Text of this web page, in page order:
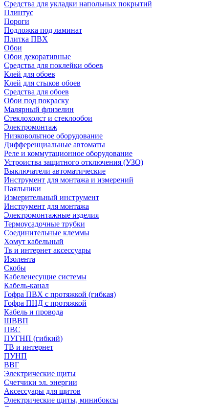
Средства для укладки напольных покрытий
Плинтус
Пороги
Подложка под ламинат
Плитка ПВХ
Обои
Обои декоративные
Средства для поклейки обоев
Клей для обоев
Клей для стыков обоев
Средства для обоев
Обои под покраску
Малярный флизелин
Стеклохолст и стеклообои
Электромонтаж
Низковольтное оборудование
Дифференциальные автоматы
Реле и коммутационное оборудование
Устроиства защитного отключения (УЗО)
Выключатели автоматические
Инструмент для монтажа и измерений
Паяльники
Измерительный инструмент
Инструмент для монтажа
Электромонтажные изделия
Термоусадочные трубки
Соединительные клеммы
Хомут кабельный
Тв и интернет аксессуары
Изолента
Скобы
Кабеленесущие системы
Кабель-канал
Гофра ПВХ с протяжкой (гибкая)
Гофра ПНД с протяжкой
Кабель и провода
ШВВП
ПВС
ПУГНП (гибкий)
ТВ и интернет
ПУНП
ВВГ
Электрические щиты
Счетчики эл. энергии
Аксессуары для щитов
Электрические щиты, минибоксы